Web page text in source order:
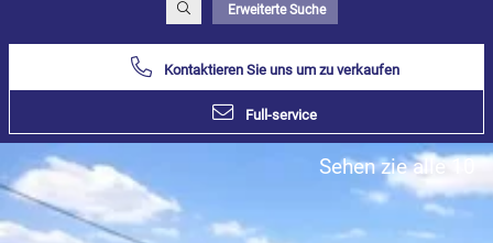
Erweiterte Suche
Duplex
Penthouse
Kontaktieren Sie uns um zu verkaufen
Full-service
Sehen zie alle 10